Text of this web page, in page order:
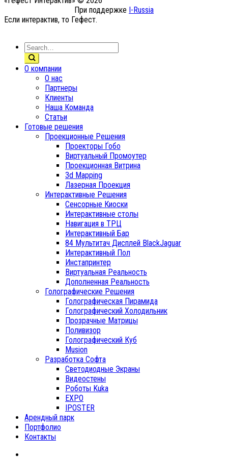
При поддержке I-Russia
Если интерактив, то Гефест.
О компании
О нас
Партнеры
Клиенты
Наша Команда
Статьи
Готовые решения
Проекционные Решения
Проекторы Гобо
Виртуальный Промоутер
Проекционная Витрина
3d Mapping
Лазерная Проекция
Интерактивные Решения
Сенсорные Киоски
Интерактивные столы
Навигация в ТРЦ
Интерактивный Бар
84 Мультитач Дисплей BlackJaguar
Интерактивный Пол
Инстапринтер
Виртуальная Реальность
Дополненная Реальность
Голографические Решения
Голографическая Пирамида
Голографический Холодильник
Прозрачные Матрицы
Поливизор
Голографический Куб
Musion
Разработка Софта
Светодиодные Экраны
Видеостены
Роботы Kuka
EXPO
IPOSTER
Арендный парк
Портфолио
Контакты